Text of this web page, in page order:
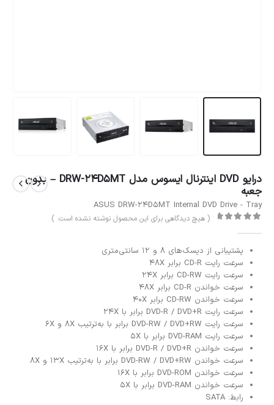
درایو DVD اینترنال ایسوس مدل DRW-24D5MT – بدون
جعبه
ASUS DRW-24D5MT Internal DVD Drive - Tray
( هیچ دیدگاهی برای این محصول نوشته نشده است. )
پشتیبانی از دیسک‌های 8 و 12 سانتی‌متری
سرعت رایت CD-R برابر ۴۸X
سرعت رایت CD-RW برابر 24X
سرعت خواندن CD-R برابر ۴۸X
سرعت خواندن CD-RW برابر ۴۰X
سرعت رایت DVD-R / DVD+R برابر با ۲۴X
سرعت رایت DVD-RW / DVD+RW برابر با به‌ترتیب 8X و 6X
سرعت رایت DVD-RAM برابر با 5X
سرعت خواندن DVD-R / DVD+R برابر با 16X
سرعت خواندن DVD-RW / DVD+RW برابر با به‌ترتیب 13X و 8X
سرعت خواندن DVD-ROM برابر با 16X
سرعت خواندن DVD-RAM برابر با 5X
رابط: SATA